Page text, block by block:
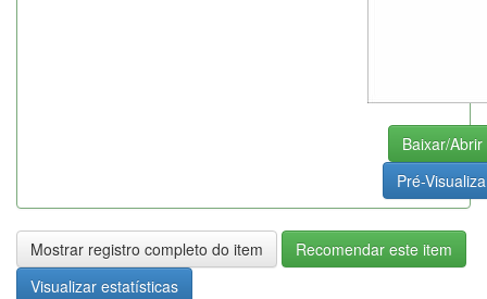
Baixar/Abrir
Pré-
Mostrar registro completo do item
Recomendar este item
Visualizar estatísticas